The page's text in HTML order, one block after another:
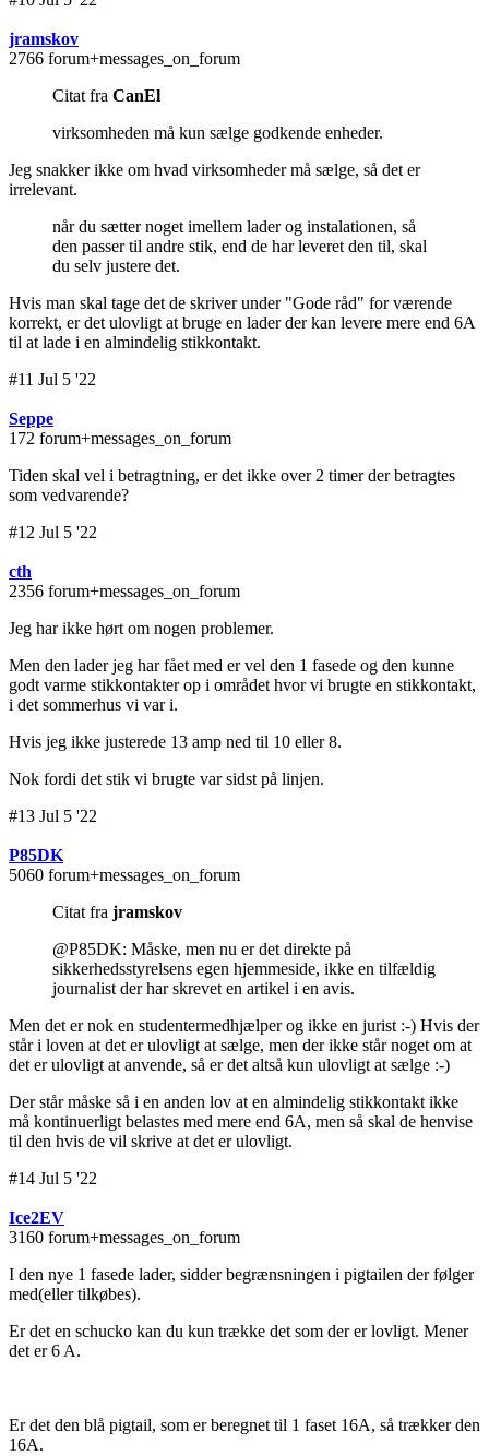
jramskov
2766 forum+messages_on_forum
Citat fra CanEl
virksomheden må kun sælge godkende enheder.
Jeg snakker ikke om hvad virksomheder må sælge, så det er
irrelevant.
når du sætter noget imellem lader og instalationen, så
den passer til andre stik, end de har leveret den til, skal
du selv justere det.
Hvis man skal tage det de skriver under "Gode råd" for værende
korrekt, er det ulovligt at bruge en lader der kan levere mere end 6A
til at lade i en almindelig stikkontakt.
#11 Jul 5 '22
Seppe
172 forum+messages_on_forum
Tiden skal vel i betragtning, er det ikke over 2 timer der betragtes
som vedvarende?
#12 Jul 5 '22
cth
2356 forum+messages_on_forum
Jeg har ikke hørt om nogen problemer.
Men den lader jeg har fået med er vel den 1 fasede og den kunne
godt varme stikkontakter op i området hvor vi brugte en stikkontakt,
i det sommerhus vi var i.
Hvis jeg ikke justerede 13 amp ned til 10 eller 8.
Nok fordi det stik vi brugte var sidst på linjen.
#13 Jul 5 '22
P85DK
5060 forum+messages_on_forum
Citat fra jramskov
@P85DK: Måske, men nu er det direkte på
sikkerhedsstyrelsens egen hjemmeside, ikke en tilfældig
journalist der har skrevet en artikel i en avis.
Men det er nok en studentermedhjælper og ikke en jurist :-) Hvis der
står i loven at det er ulovligt at sælge, men der ikke står noget om at
det er ulovligt at anvende, så er det altså kun ulovligt at sælge :-)
Der står måske så i en anden lov at en almindelig stikkontakt ikke
må kontinuerligt belastes med mere end 6A, men så skal de henvise
til den hvis de vil skrive at det er ulovligt.
#14 Jul 5 '22
Ice2EV
3160 forum+messages_on_forum
I den nye 1 fasede lader, sidder begrænsningen i pigtailen der følger
med(eller tilkøbes).
Er det en schucko kan du kun trække det som der er lovligt. Mener
det er 6 A.
Er det den blå pigtail, som er beregnet til 1 faset 16A, så trækker den
16A.